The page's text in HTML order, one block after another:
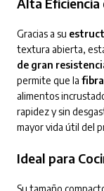
Gracias a su
textura abierta,
de gran
permite que la
alimentos
rapidez y sin
mayor vida útil del
Ideal para
Su tamaño